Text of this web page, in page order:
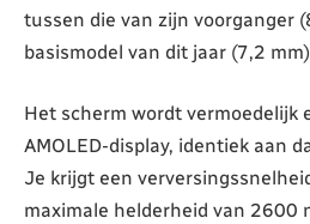
tussen die van zijn voorganger
basismodel van dit jaar (7,2
Het scherm wordt vermoedelijk
AMOLED-display, identiek aan
Je krijgt een
maximale helderheid van 2600